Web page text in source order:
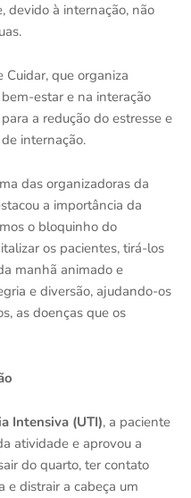
devido à internação, não
que organiza
estar e na interação
a redução do estresse e
internação.
das organizadoras da
a importância da
o bloquinho do
os pacientes, tirá-los
manhã animado e
e diversão, ajudando-os
as doenças que os
Intensiva (UTI), a paciente
atividade e aprovou a
do quarto, ter contato
e distrair a cabeça um